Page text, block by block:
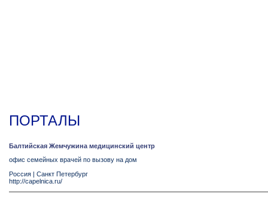
ПОРТАЛЫ
Балтийская Жемчужина медицинский центр
офис семейных врачей по вызову на дом
Россия | Санкт Петербург
http://capelnica.ru/